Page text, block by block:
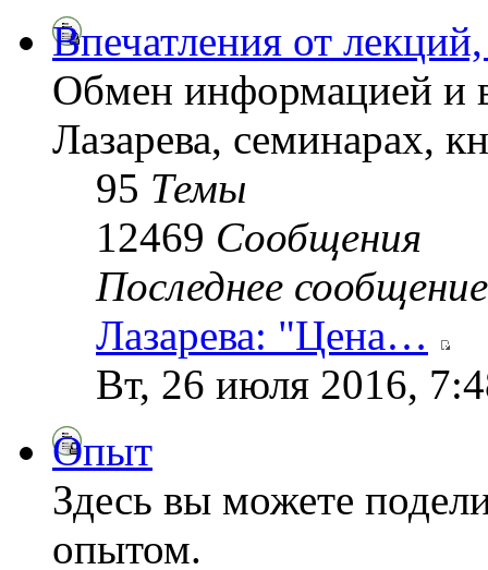
Впечатления от
Обмен информацией и
Лазарева, семинарах,
95 Темы
12469 Сообщения
Последнее сообщение
Лазарева: "Цена…
Вт, 26 июля 2016,
Опыт
Здесь вы можете
опытом.